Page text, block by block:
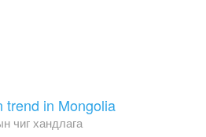
trend in Mongolia
чиг хандлага